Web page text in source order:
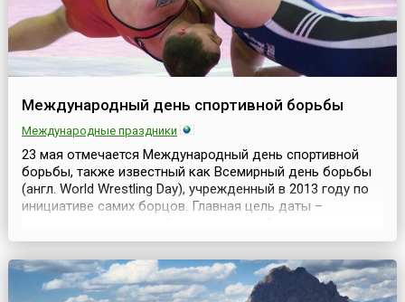
Международный день спортивной борьбы
Международные праздники
23 мая отмечается Международный день спортивной
борьбы, также известный как Всемирный день борьбы
(англ. World Wrestling Day), учрежденный в 2013 году по
инициативе самих борцов. Главная цель даты –
разновидностей спортивной борьбы. Дата для
праздника выбрана в связи с тем, что 23 мая 1904 года в
Вене (Австро-Венгрия) состоялся первый чемпионат
мир...